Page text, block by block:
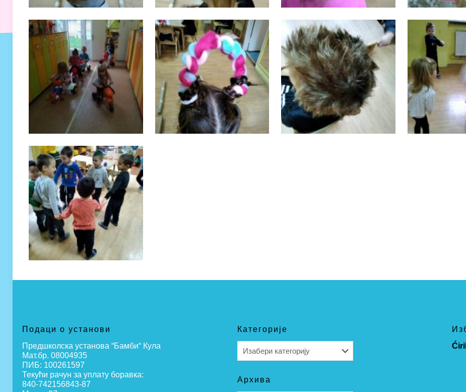
Подаци о установи
Предшколска установа “Бамби“ Кула
Мат.бр. 08004935
ПИБ: 100261597
Текући рачун за уплату боравка:
840-742156843-87
Категорије
Архива